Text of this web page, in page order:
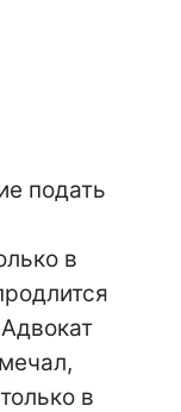
подать
в
в